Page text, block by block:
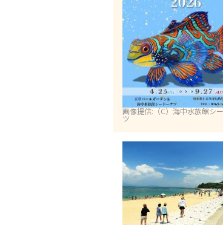
画像提供:（C）海中水族館シ
ツ